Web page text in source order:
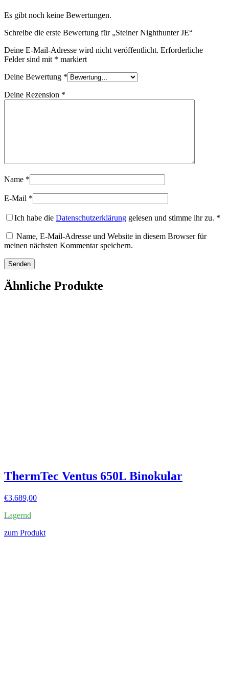
Es gibt noch keine Bewertungen.
Schreibe die erste Bewertung für „Steiner Nighthunter JE“
Deine E-Mail-Adresse wird nicht veröffentlicht. Erforderliche
Felder sind mit * markiert
Deine Bewertung *
Deine Rezension *
Name *
E-Mail *
Ich habe die Datenschutzerklärung gelesen und stimme ihr zu. *
Name, E-Mail-Adresse und Website in diesem Browser für
meinen nächsten Kommentar speichern.
Ähnliche Produkte
ThermTec Ventus 650L Binokular
€3.689,00
Lagernd
zum Produkt